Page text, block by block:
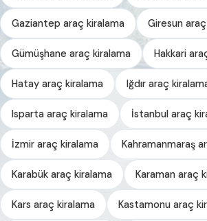
Gaziantep araç kiralama Giresun
Gümüşhane araç kiralama Hakkari
Hatay araç kiralama Iğdır araç
Isparta araç kiralama İstanbul araç
İzmir araç kiralama Kahramanmaraş
Karabük araç kiralama Karaman araç
Kars araç kiralama Kastamonu araç